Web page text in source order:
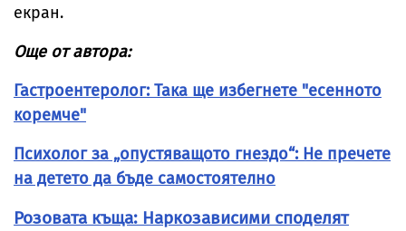
екран.
Още от автора:
Гастроентеролог: Така ще избегнете "есенното
коремче"
Психолог за „опустяващото гнездо“: Не пречете
на детето да бъде самостоятелно
Розовата къща: Наркозависими споделят